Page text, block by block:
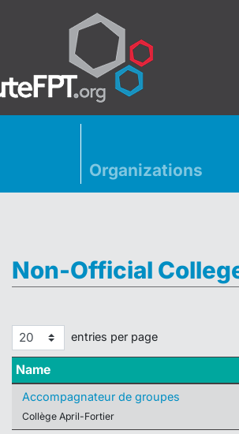
Organizations
Non-Official
entries per page
Name
Accompagnateur de groupes
Collège April-Fortier